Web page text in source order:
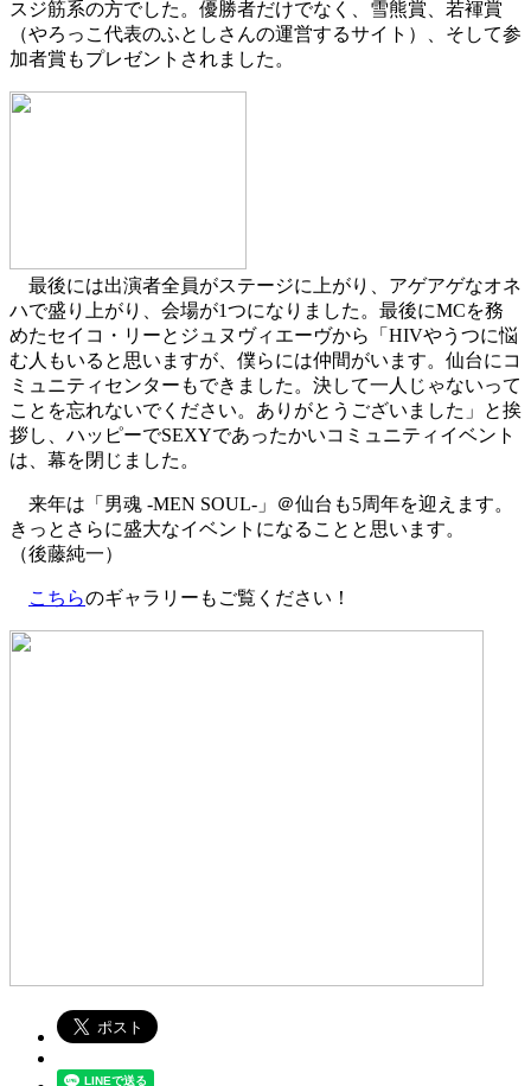
スジ筋系の方でした。優勝者だけでなく、雪熊賞、若褌賞
（やろっこ代表のふとしさんの運営するサイト）、そして参
加者賞もプレゼントされました。
最後には出演者全員がステージに上がり、アゲアゲなオネ
ハで盛り上がり、会場が1つになりました。最後にMCを務
めたセイコ・リーとジュヌヴィエーヴから「HIVやうつに悩
む人もいると思いますが、僕らには仲間がいます。仙台にコ
ミュニティセンターもできました。決して一人じゃないって
ことを忘れないでください。ありがとうございました」と挨
拶し、ハッピーでSEXYであったかいコミュニティイベント
は、幕を閉じました。
来年は「男魂 -MEN SOUL-」＠仙台も5周年を迎えます。
きっとさらに盛大なイベントになることと思います。
（後藤純一）
こちらのギャラリーもご覧ください！